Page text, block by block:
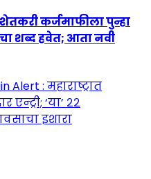
कर्जमाफीला पुन्हा
शब्द हवेत; आता नवी